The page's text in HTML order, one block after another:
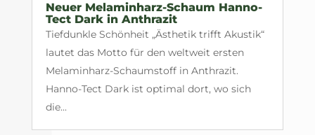
Neuer Melaminharz-Schaum Hanno-
Tect Dark in Anthrazit
Tiefdunkle Schönheit „Ästhetik trifft Akustik“
lautet das Motto für den weltweit ersten
Melaminharz-Schaumstoff in Anthrazit.
Hanno-Tect Dark ist optimal dort, wo sich
die...